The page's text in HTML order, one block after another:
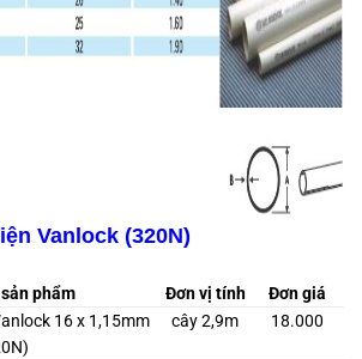
Vanlock (320N)
phẩm Đơn vị tính
Đơn giá
16 x 1,15mm
cây 2,9m 18.000